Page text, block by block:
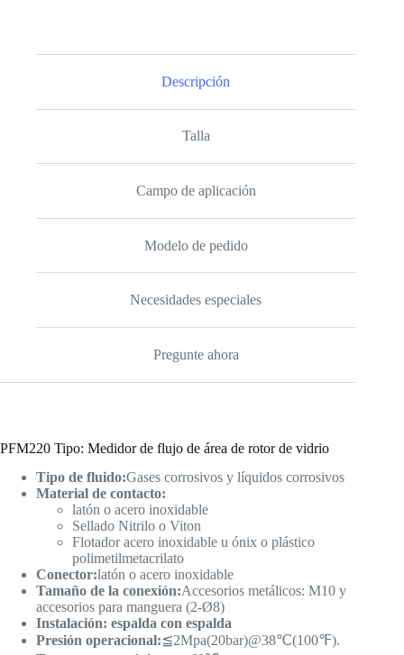
pp
ha
t
Descripción
Talla
Campo de aplicación
Modelo de pedido
Necesidades especiales
Pregunte ahora
PFM220 Tipo: Medidor de flujo de área de rotor de vidrio
Tipo de fluido:Gases corrosivos y líquidos corrosivos
Material de contacto:
latón o acero inoxidable
Sellado Nitrilo o Viton
Flotador acero inoxidable u ónix o plástico
polimetilmetacrilato
Conector:latón o acero inoxidable
Tamaño de la conexión:Accesorios metálicos: M10 y
accesorios para manguera (2-Ø8)
Instalación: espalda con espalda
Presión operacional:≦2Mpa(20bar)@38℃(100℉).